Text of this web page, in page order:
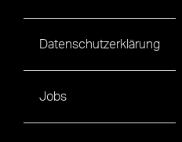
Datenschutzerklärung
Jobs